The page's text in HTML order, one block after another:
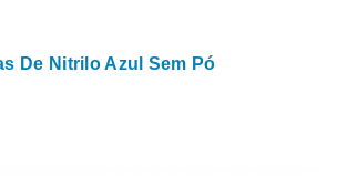
De Nitrilo Azul Sem Pó